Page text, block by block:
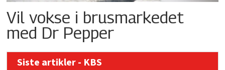
Vil vokse i brusmarkedet
med Dr Pepper
Siste artikler - KBS